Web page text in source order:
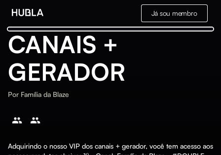
Já sou membro
CANAIS +
GERADOR
Por Família da Blaze
Adquirindo o nosso VIP dos canais + gerador, você tem acesso aos